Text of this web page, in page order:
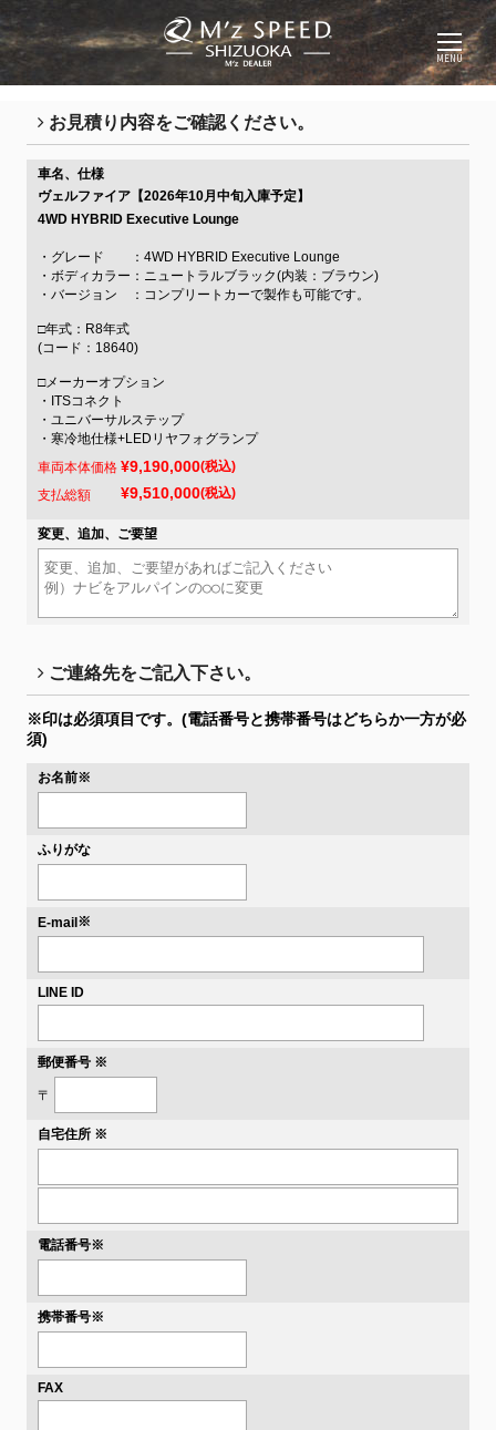
MENU
お見積り内容をご確認ください。
車名、仕様
ヴェルファイア【2026年10月中旬入庫予定】
4WD HYBRID Executive Lounge
・グレード ：4WD HYBRID Executive Lounge
・ボディカラー：ニュートラルブラック(内装：ブラウン)
・バージョン ：コンプリートカーで製作も可能です。
□年式：R8年式
(コード：18640)
□メーカーオプション
・ITSコネクト
・ユニバーサルステップ
・寒冷地仕様+LEDリヤフォグランプ
車両本体価格 ¥9,190,000(税込)
支払総額 ¥9,510,000(税込)
変更、追加、ご要望
ご連絡先をご記入下さい。
※印は必須項目です。 (電話番号と携帯番号はどちらか一方が必
須)
お名前※
ふりがな
E-mail※
LINE ID
郵便番号 ※
〒
自宅住所 ※
電話番号※
携帯番号※
FAX